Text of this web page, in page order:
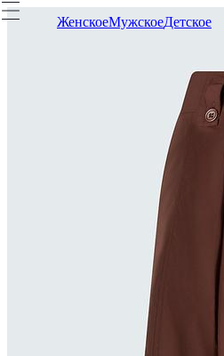
ЖенскоеМужскоеДетское